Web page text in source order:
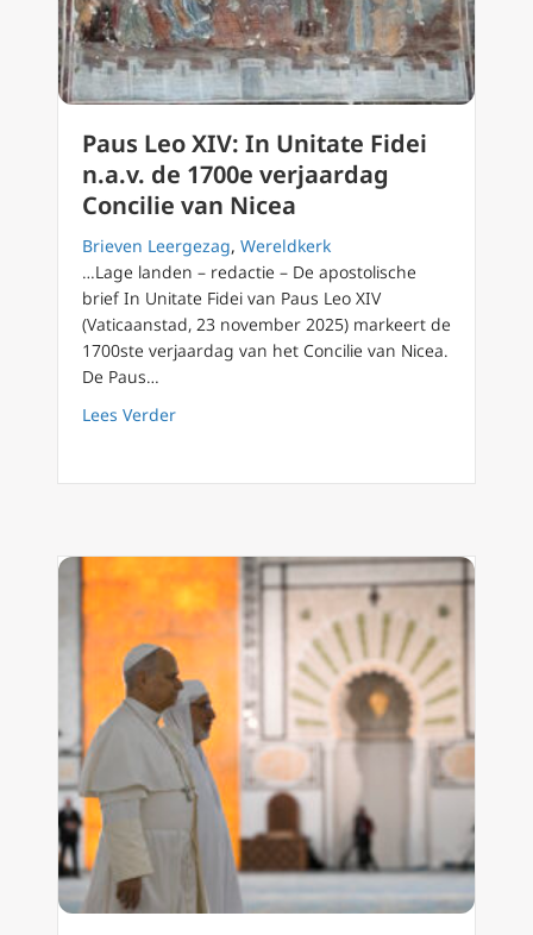
Paus Leo XIV: In Unitate Fidei
n.a.v. de 1700e verjaardag
Concilie van Nicea
Brieven Leergezag, Wereldkerk
…Lage landen – redactie – De apostolische
brief In Unitate Fidei van Paus Leo XIV
(Vaticaanstad, 23 november 2025) markeert de
1700ste verjaardag van het Concilie van Nicea.
De Paus…
Lees Verderabout Paus Leo XIV: In Unitate Fidei n.a.v.